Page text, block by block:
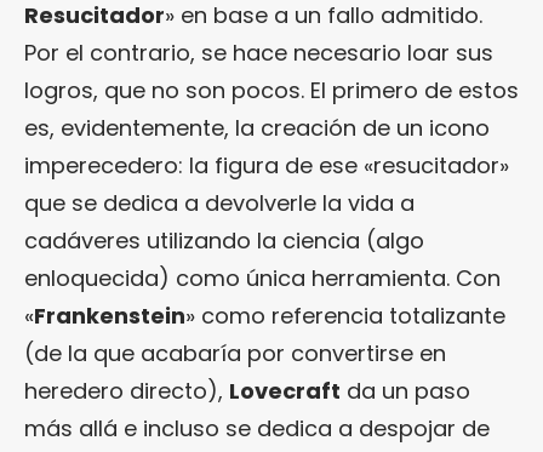
Resucitador» en base a un fallo admitido.
Por el contrario, se hace necesario loar sus
logros, que no son pocos. El primero de estos
es, evidentemente, la creación de un icono
imperecedero: la figura de ese «resucitador»
que se dedica a devolverle la vida a
cadáveres utilizando la ciencia (algo
enloquecida) como única herramienta. Con
«Frankenstein» como referencia totalizante
(de la que acabaría por convertirse en
heredero directo), Lovecraft da un paso
más allá e incluso se dedica a despojar de